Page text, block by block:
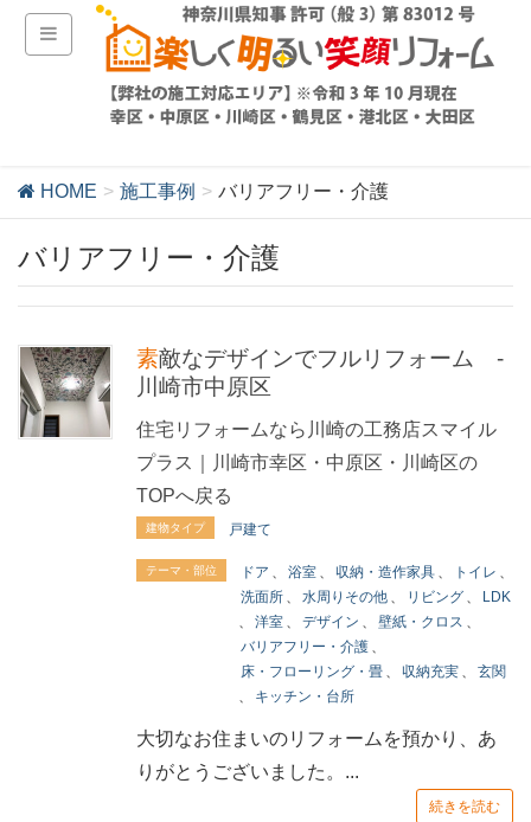
HOME 施工事例 バリアフリー・介護
バリアフリー・介護
素敵なデザインでフルリフォーム -
川崎市中原区
住宅リフォームなら川崎の工務店スマイル
プラス｜川崎市幸区・中原区・川崎区の
TOPへ戻る
建物タイプ 戸建て
テーマ・部位 ドア 、 浴室 、 収納・造作家具 、 トイレ 、
洗面所 、 水周りその他 、 リビング 、
LDK
、
洋室 、 デザイン 、 壁紙・クロス 、
バリアフリー・介護 、
床・フローリング・畳 、 収納充実 、
玄関
、
キッチン・台所
大切なお住まいのリフォームを預かり、あ
りがとうございました。...
続きを読む